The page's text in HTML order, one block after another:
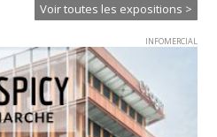
Voir toutes les expositions >
INFOMERCIAL